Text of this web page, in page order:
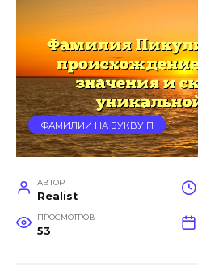
ФАМИЛИИ НА БУКВУ П
АВТОР
Realist
ПРОСМОТРОВ
53